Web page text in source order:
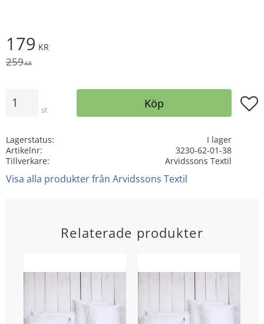
Nedsatt pris:
179 KR
Ordinarie pris:
259KR
st Köp
Lagerstatus
I lager
Artikelnr
3230-62-01-38
Tillverkare
Arvidssons Textil
Visa alla produkter från Arvidssons Textil
Relaterade produkter